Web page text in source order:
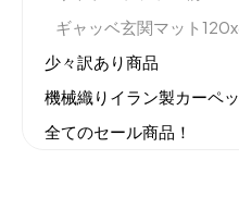
ギャッベ玄関マット
少々訳あり商品
機械織りイラン製カーペ
全てのセール商品！